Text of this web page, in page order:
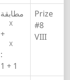
Prize
#8
VIII
مطابقة
X
+
X
:
1 + 1